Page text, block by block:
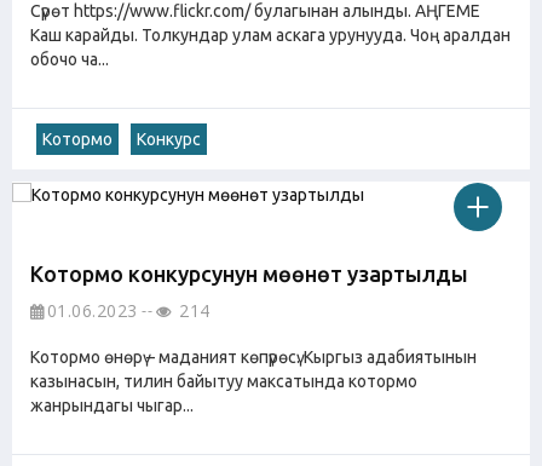
Сүрөт https://www.flickr.com/ булагынан алынды. АҢГЕМЕ
Каш карайды. Толкундар улам аскага урунууда. Чоң аралдан
обочо ча...
Котормо Конкурс
Котормо конкурсунун мөөнөтү узартылды
01.06.2023 214
Котормо өнөрү – маданият көпүрөсү. Кыргыз адабиятынын
казынасын, тилин байытуу максатында котормо
жанрындагы чыгар...